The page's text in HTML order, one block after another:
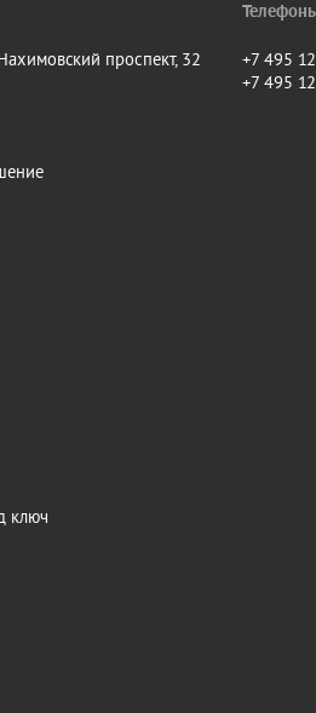
проспект, 32
+7 495
+7 495
ключ